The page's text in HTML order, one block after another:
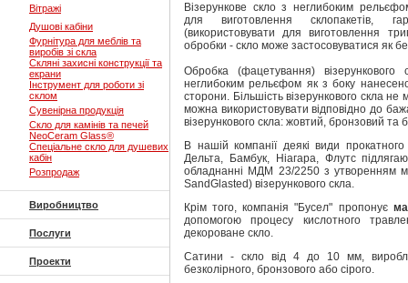
Вітражі
Душові кабіни
Фурнітура для меблів та
виробів зі скла
Скляні захисні конструкції та
екрани
Інструмент для роботи зі
склом
Сувенірна продукція
Скло для камінів та печей
NeoCeram Glass®
Спеціальне скло для душевих
кабін
Розпродаж
Виробництво
Послуги
Проекти
Візерункове скло з неглибоким
для виготовлення склопакетів,
(використовувати для виготовлення
обробки - скло може застосовуватися як
Обробка (фацетування)
неглибоким рельєфом як з боку
сторони. Більшість візерункового скла
можна використовувати відповідно до
візерункового скла: жовтий, бронзовий та
В нашій компанії деякі види прокатного
Дельта, Бамбук, Ніагара, Флутс
обладнанні МДМ 23/2250 з утворенням
SandGlasted) візерункового скла.
Крім того, компанія "Бусел" пропонує
допомогою процесу кислотного
декороване скло.
Сатини - скло від 4 до 10 мм,
безколірного, бронзового або сірого.